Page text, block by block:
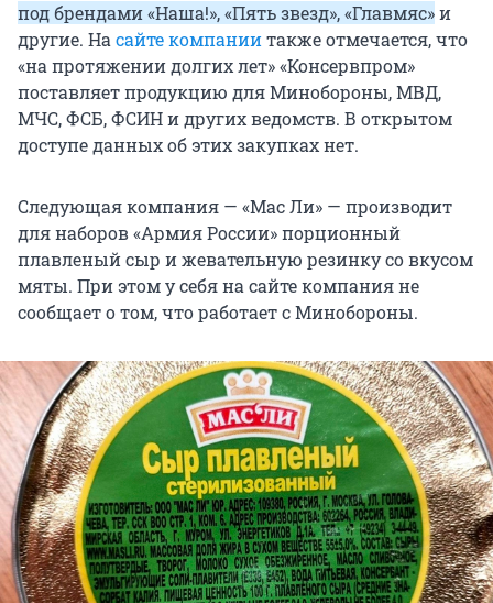
под брендами «Наша!», «Пять звезд», «Главмяс»и
другие. На сайте компаниитакже отмечается, что
«на протяжении долгих лет» «Консервпром»
поставляет продукцию для Минобороны, МВД,
МЧС, ФСБ, ФСИН и других ведомств. В открытом
доступе данных об этих закупках нет.
Следующая компания — «Мас Ли» — производит
для наборов «Армия России» порционный
плавленый сыр и жевательную резинку со вкусом
мяты. При этом у себя на сайте компания не
сообщает о том, что работает с Минобороны.